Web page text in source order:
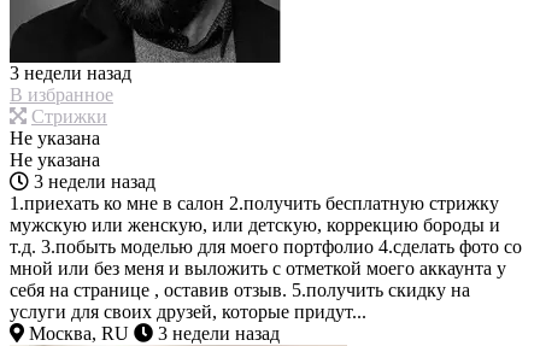
3 недели назад
В избранное
Стрижки
Не указана
Не указана
3 недели назад
1.приехать ко мне в салон 2.получить бесплатную стрижку
мужскую или женскую, или детскую, коррекцию бороды и
т.д. 3.побыть моделью для моего портфолио 4.сделать фото со
мной или без меня и выложить с отметкой моего аккаунта у
себя на странице , оставив отзыв. 5.получить скидку на
услуги для своих друзей, которые придут...
Москва, RU
3 недели назад